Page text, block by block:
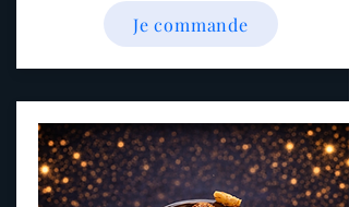
Je commande